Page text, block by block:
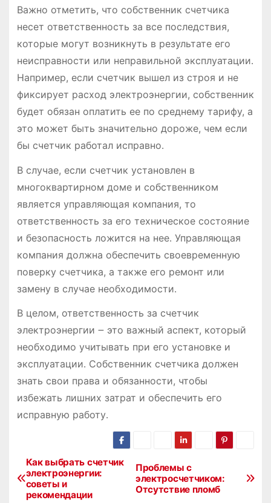
Важно отметить, что собственник счетчика
несет ответственность за все последствия,
которые могут возникнуть в результате его
неисправности или неправильной эксплуатации․
Например, если счетчик вышел из строя и не
фиксирует расход электроэнергии, собственник
будет обязан оплатить ее по среднему тарифу, а
это может быть значительно дороже, чем если
бы счетчик работал исправно․
В случае, если счетчик установлен в
многоквартирном доме и собственником
является управляющая компания, то
ответственность за его техническое состояние
и безопасность ложится на нее․ Управляющая
компания должна обеспечить своевременную
поверку счетчика, а также его ремонт или
замену в случае необходимости․
В целом, ответственность за счетчик
электроэнергии ౼ это важный аспект, который
необходимо учитывать при его установке и
эксплуатации․ Собственник счетчика должен
знать свои права и обязанности, чтобы
избежать лишних затрат и обеспечить его
исправную работу․
Н
Проблемы с
электросчетчиком:
Отсутствие пломб
Как выбрать счетчик
электроэнергии:
советы и
рекомендации